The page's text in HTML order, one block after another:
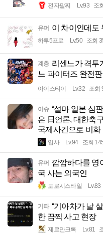
전자팔찌 Lv.93 조
유머 이 차이인데도
하루5프로 Lv.50 조회
계층 리센느가 격투
느 파이터즈 완전판
아이스티이 Lv.32 조회
이슈 “설마 일본 심
은 日언론, 대한축
국제사건으로 비화
입사 Lv.94 조회
유머 깝깝하다를 영
국 사는 외국인
도로시스타일 Lv.83
기타 “기아차가 날
한 끔찍 사고 현장
제르만크록 Lv.81